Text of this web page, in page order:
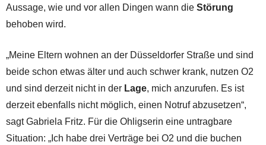
Aussage, wie und vor allen Dingen wann die Störung
behoben wird.
„Meine Eltern wohnen an der Düsseldorfer Straße und sind
beide schon etwas älter und auch schwer krank, nutzen O2
und sind derzeit nicht in der Lage, mich anzurufen. Es ist
derzeit ebenfalls nicht möglich, einen Notruf abzusetzen“,
sagt Gabriela Fritz. Für die Ohligserin eine untragbare
Situation: „Ich habe drei Verträge bei O2 und die buchen